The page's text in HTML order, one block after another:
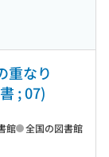
重なり
; 07)
館 全国の図書館